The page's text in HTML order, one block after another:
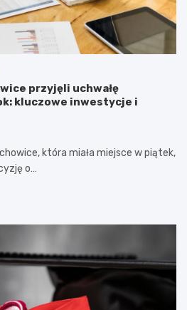
przyjęli uchwałę
kluczowe inwestycje i
która miała miejsce w piątek,
o…